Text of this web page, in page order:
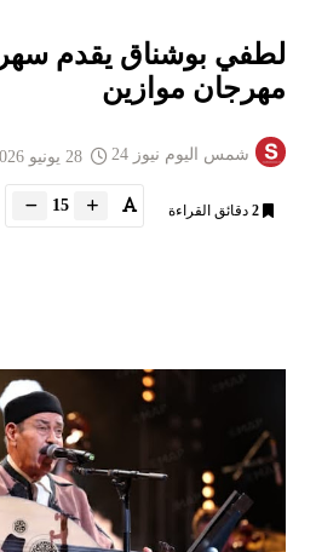
لطفي بوشناق يقدم
مهرجان موازين
شمس اليوم نيوز 24
2 دقائق القراءة 15